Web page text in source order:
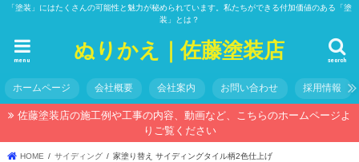
「塗装」にはたくさんの可能性と魅力が秘められています。私たちができる付加価値のある「塗
装」とは？
ぬりかえ｜佐藤塗装店 search
menu
ホームページ 会社概要 会社案内 お問い合わせ 採用情報
佐藤塗装店の施工例や工事の内容、動画など、こちらのホームページよ
りご覧ください
HOME サイディング 家塗り替え サイディングタイル柄2色仕上げ